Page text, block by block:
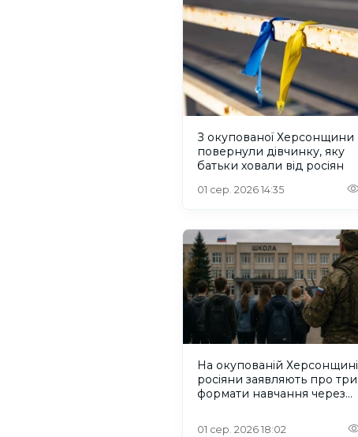
З окупованої Херсонщини
повернули дівчинку, яку
батьки ховали від росіян
01 сер. 2026 14:35
На окупованій Херсонщині
росіяни заявляють про три
формати навчання через
01 сер. 2026 18:02